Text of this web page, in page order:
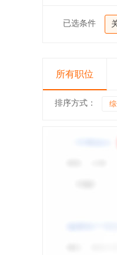
已选条件
所有职位
排序方式：